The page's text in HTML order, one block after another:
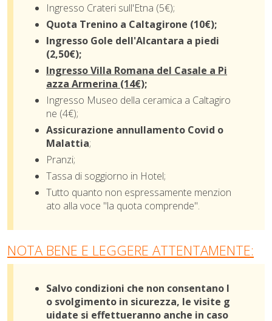
Ingresso Crateri sull'Etna (5€);
Quota Trenino a Caltagirone (10€);
Ingresso Gole dell'Alcantara a piedi
(2,50€);
Ingresso Villa Romana del Casale a Pi
azza Armerina (14€);
Ingresso Museo della ceramica a Caltagiro
ne (4€);
Assicurazione annullamento Covid o
Malattia;
Pranzi;
Tassa di soggiorno in Hotel;
Tutto quanto non espressamente menzion
ato alla voce "la quota comprende".
NOTA BENE E LEGGERE ATTENTAMENTE:
Salvo condizioni che non consentano l
o svolgimento in sicurezza, le visite g
uidate si effettueranno anche in caso